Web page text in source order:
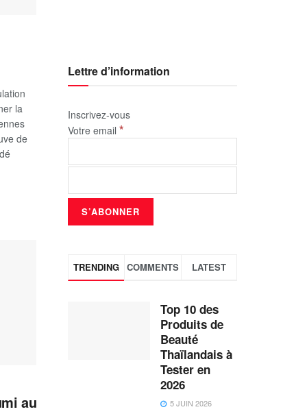
la
de
au
Lettre d’information
Inscrivez-vous
Votre email *
TRENDING COMMENTS LATEST
Top 10 des
Produits de
Beauté
Thaïlandais à
Tester en
2026
5 JUIN 2026